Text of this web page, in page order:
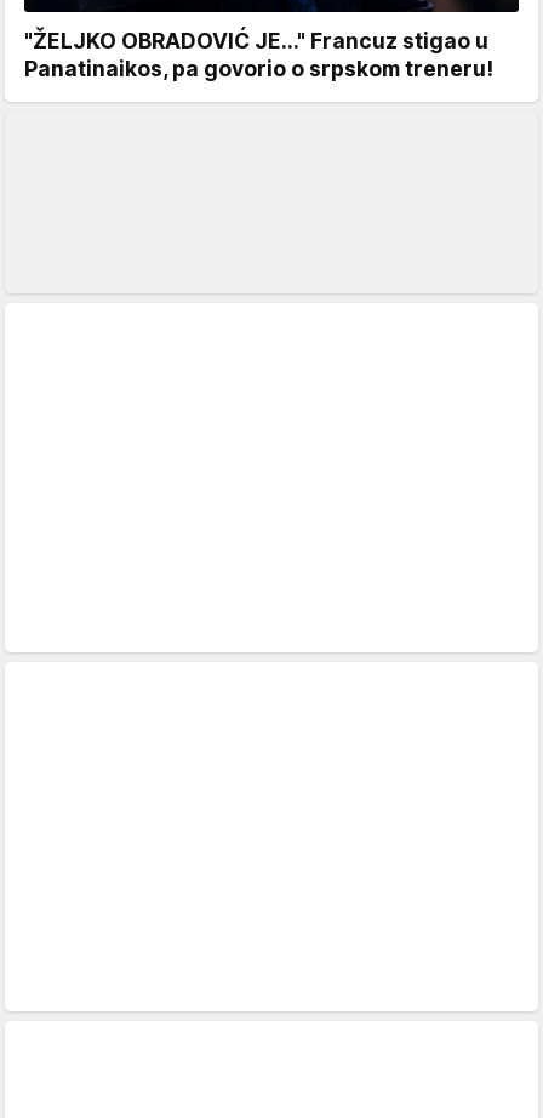
"ŽELJKO OBRADOVIĆ JE..." Francuz stigao u
Panatinaikos, pa govorio o srpskom treneru!